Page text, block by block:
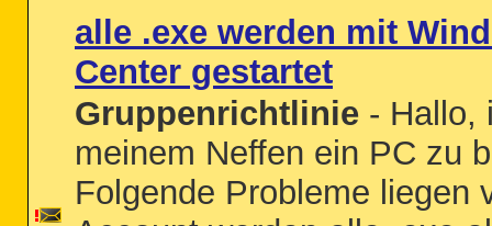
alle .exe werden mit
Center gestartet
Gruppenrichtlinie - Hallo,
meinem Neffen ein PC zu
Folgende Probleme liegen